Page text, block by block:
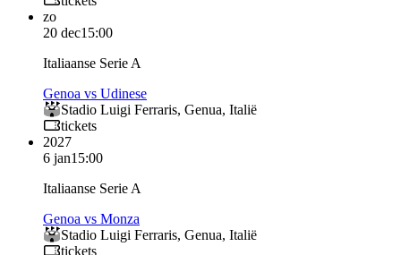
zo
20 dec15:00
Italiaanse Serie A
Genoa vs Udinese
Stadio Luigi Ferraris, Genua, Italië
tickets
2027
6 jan15:00
Italiaanse Serie A
Genoa vs Monza
Stadio Luigi Ferraris, Genua, Italië
tickets